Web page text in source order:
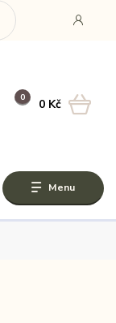
Menu
0 0 Kč